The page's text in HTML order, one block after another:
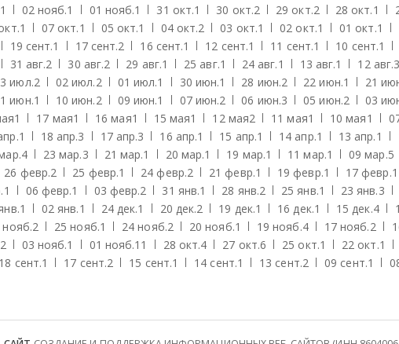
1 02 нояб.1 01 нояб.1 31 окт.1 30 окт.2 29 окт.2 28 окт.1
1 07 окт.1 05 окт.1 04 окт.2 03 окт.1 02 окт.1 01 окт.1
19 сент.1 17 сент.2 16 сент.1 12 сент.1 11 сент.1 10 сент.1
31 авг.2 30 авг.2 29 авг.1 25 авг.1 24 авг.1 13 авг.1 12 авг.3
июл.2 02 июл.2 01 июл.1 30 июн.1 28 июн.2 22 июн.1 21
июн.1 10 июн.2 09 июн.1 07 июн.2 06 июн.3 05 июн.2 03
1 17 мая1 16 мая1 15 мая1 12 мая2 11 мая1 10 мая1
1 18 апр.3 17 апр.3 16 апр.1 15 апр.1 14 апр.1 13 апр.1
4 23 мар.3 21 мар.1 20 мар.1 19 мар.1 11 мар.1 09 мар.5
26 февр.2 25 февр.1 24 февр.2 21 февр.1 19 февр.1 17 февр.1
1 06 февр.1 03 февр.2 31 янв.1 28 янв.2 25 янв.1 23 янв.3
1 02 янв.1 24 дек.1 20 дек.2 19 дек.1 16 дек.1 15 дек.4
нояб.2 25 нояб.1 24 нояб.2 20 нояб.1 19 нояб.4 17 нояб.2
2 03 нояб.1 01 нояб.11 28 окт.4 27 окт.6 25 окт.1 22 окт.1
18 сент.1 17 сент.2 15 сент.1 14 сент.1 13 сент.2 09 сент.1